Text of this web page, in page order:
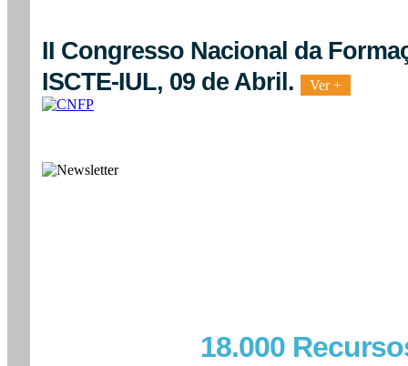
II Congresso Nacional da
ISCTE-IUL, 09 de Abril.
Ver +
18.000